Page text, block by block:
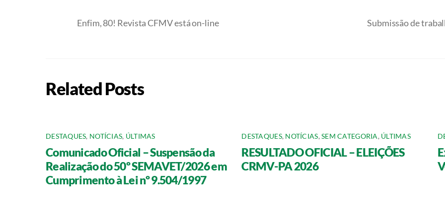
Enfim, 80! Revista CFMV está on-line Submissão de
Related Posts
DESTAQUES, NOTÍCIAS, ÚLTIMAS
Comunicado Oficial – Suspensão da
Realização do 50º SEMAVET/2026 em
Cumprimento à Lei nº 9.504/1997
DESTAQUES, NOTÍCIAS,SEM CATEGORIA, ÚLTIMAS
RESULTADO OFICIAL – ELEIÇÕES
CRMV-PA 2026